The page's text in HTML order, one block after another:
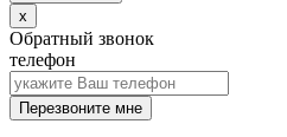
x
Обратный звонок
телефон
Перезвоните мне